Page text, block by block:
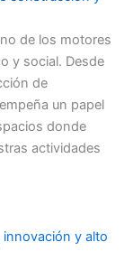
de los motores
y social. Desde
de
un papel
donde
actividades
innovación y alto